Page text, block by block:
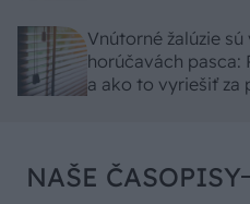
Vnútorné žalúzie
horúčavách pasca:
a ako to vyriešiť za
NAŠE ČASOPISY